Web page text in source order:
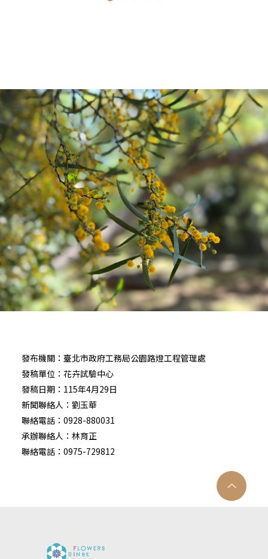
發布機關：臺北市政府工務局公園路燈工程管理處
發稿單位：花卉試驗中心
發稿日期：115年4月29日
新聞聯絡人：劉玉華
聯絡電話：0928-880031
承辦聯絡人：林育正
聯絡電話：0975-729812